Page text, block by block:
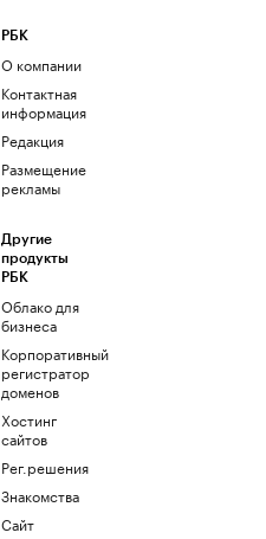
РБК
О компании
Контактная
информация
Редакция
Размещение
рекламы
Другие
продукты
РБК
Облако для
бизнеса
Корпоративный
регистратор
доменов
Хостинг
сайтов
Рег.решения
Знакомства
Сайт